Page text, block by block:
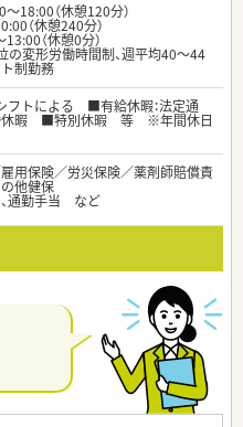
18:00（休憩120分）
（休憩240分）
（休憩0分）
変形労働時間制、週平均40～44
制勤務
フトによる ■有給休暇：法定通
暇 ■特別休暇 等 ※年間休日
用保険／労災保険／薬剤師賠償責
他健保
通勤手当 など